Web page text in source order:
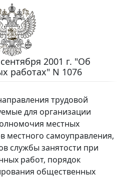
2001 г. "Об
работах" N 1076
трудовой
для организации
местных
местного самоуправления,
службы занятости при
работ, порядок
общественных